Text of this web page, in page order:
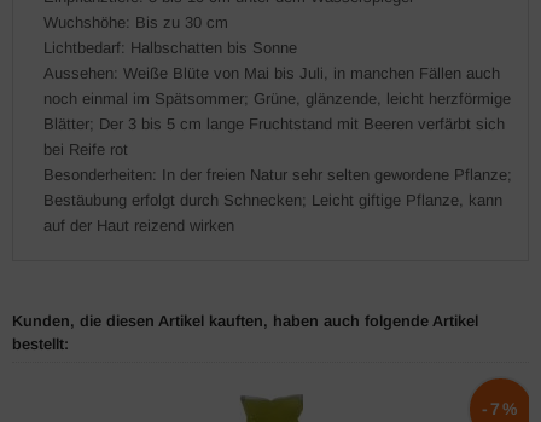
Wuchshöhe: Bis zu 30 cm
Lichtbedarf: Halbschatten bis Sonne
Aussehen: Weiße Blüte von Mai bis Juli, in manchen Fällen auch
noch einmal im Spätsommer; Grüne, glänzende, leicht herzförmige
Blätter; Der 3 bis 5 cm lange Fruchtstand mit Beeren verfärbt sich
bei Reife rot
Besonderheiten: In der freien Natur sehr selten gewordene Pflanze;
Bestäubung erfolgt durch Schnecken; Leicht giftige Pflanze, kann
auf der Haut reizend wirken
Kunden, die diesen Artikel kauften, haben auch folgende Artikel
bestellt:
-7%